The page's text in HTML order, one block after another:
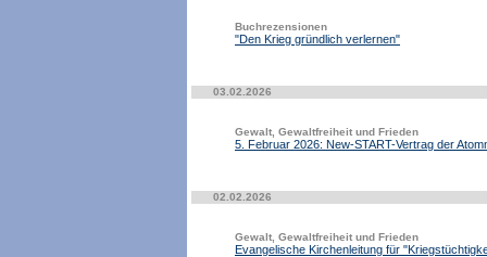
Buchrezensionen
"Den Krieg gründlich verlernen"
03.02.2026
Gewalt, Gewaltfreiheit und Frieden
5. Februar 2026: New-START-Vertrag der
02.02.2026
Gewalt, Gewaltfreiheit und Frieden
Evangelische Kirchenleitung für